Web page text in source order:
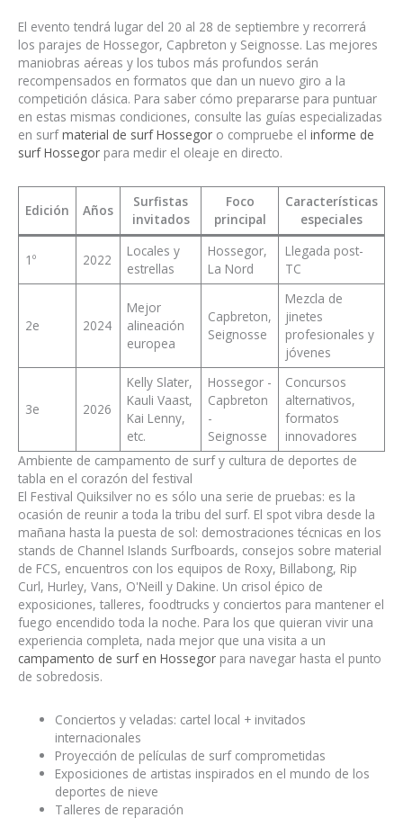
El evento tendrá lugar del 20 al 28 de septiembre y recorrerá
los parajes de Hossegor, Capbreton y Seignosse. Las mejores
maniobras aéreas y los tubos más profundos serán
recompensados en formatos que dan un nuevo giro a la
competición clásica. Para saber cómo prepararse para puntuar
en estas mismas condiciones, consulte las guías especializadas
en surfmaterial de surf Hossegor o compruebe el informe de
surf Hossegor para medir el oleaje en directo.
Edición Años
Surfistas
invitados
Foco
principal
Características
especiales
1º 2022
Locales y
estrellas
Hossegor,
La Nord
Llegada post-
TC
2e 2024
Mejor
alineación
europea
Capbreton,
Seignosse
Mezcla de
jinetes
profesionales y
jóvenes
3e 2026
Kelly Slater,
Kauli Vaast,
Kai Lenny,
etc.
Hossegor -
Capbreton
-
Seignosse
Concursos
alternativos,
formatos
innovadores
Ambiente de campamento de surf y cultura de deportes de
tabla en el corazón del festival
El Festival Quiksilver no es sólo una serie de pruebas: es la
ocasión de reunir a toda la tribu del surf. El spot vibra desde la
mañana hasta la puesta de sol: demostraciones técnicas en los
stands de Channel Islands Surfboards, consejos sobre material
de FCS, encuentros con los equipos de Roxy, Billabong, Rip
Curl, Hurley, Vans, O'Neill y Dakine. Un crisol épico de
exposiciones, talleres, foodtrucks y conciertos para mantener el
fuego encendido toda la noche. Para los que quieran vivir una
experiencia completa, nada mejor que una visita a un
campamento de surf en Hossegor para navegar hasta el punto
de sobredosis.
Conciertos y veladas: cartel local + invitados
internacionales
Proyección de películas de surf comprometidas
Exposiciones de artistas inspirados en el mundo de los
deportes de nieve
Talleres de reparación